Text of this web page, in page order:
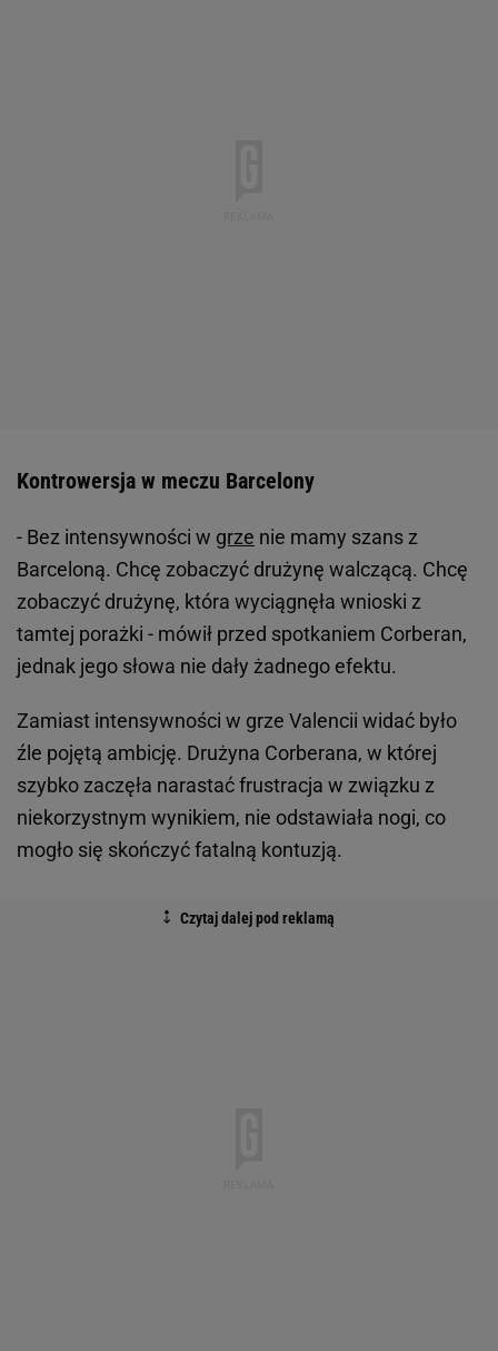
Kontrowersja w meczu Barcelony
- Bez intensywności w grze nie mamy szans z
Barceloną. Chcę zobaczyć drużynę walczącą. Chcę
zobaczyć drużynę, która wyciągnęła wnioski z
tamtej porażki - mówił przed spotkaniem Corberan,
jednak jego słowa nie dały żadnego efektu.
Zamiast intensywności w grze Valencii widać było
źle pojętą ambicję. Drużyna Corberana, w której
szybko zaczęła narastać frustracja w związku z
niekorzystnym wynikiem, nie odstawiała nogi, co
mogło się skończyć fatalną kontuzją.